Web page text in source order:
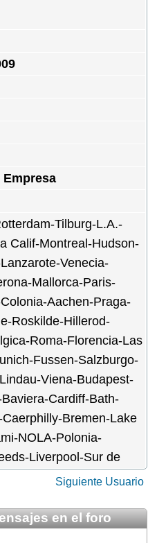
Tilburg-L.A.-
Calif-Montreal-Hudson-
Venecia-
Mallorca-Paris-
Aachen-Praga-
Roskilde-Hillerod-
Roma-Florencia-Las
Fussen-Salzburgo-
Viena-Budapest-
Cardiff-Bath-
Bremen-Lake
NOLA-Polonia-
Liverpool-Sur de
Siguiente Usuario
en el foro